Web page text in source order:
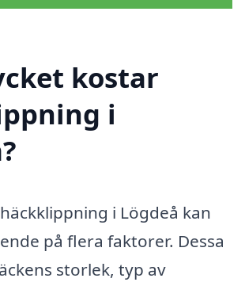
kostar
i
i Lögdeå kan
på flera faktorer. Dessa
storlek, typ av